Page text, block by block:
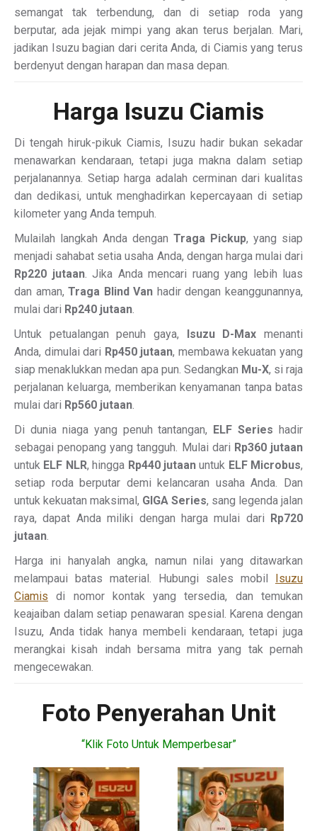
semangat tak terbendung, dan di setiap roda yang
berputar, ada jejak mimpi yang akan terus berjalan. Mari,
jadikan Isuzu bagian dari cerita Anda, di Ciamis yang terus
berdenyut dengan harapan dan masa depan.
Harga Isuzu Ciamis
Di tengah hiruk-pikuk Ciamis, Isuzu hadir bukan sekadar
menawarkan kendaraan, tetapi juga makna dalam setiap
perjalanannya. Setiap harga adalah cerminan dari kualitas
dan dedikasi, untuk menghadirkan kepercayaan di setiap
kilometer yang Anda tempuh.
Mulailah langkah Anda dengan Traga Pickup, yang siap
menjadi sahabat setia usaha Anda, dengan harga mulai dari
Rp220 jutaan. Jika Anda mencari ruang yang lebih luas
dan aman,Traga Blind Van hadir dengan keanggunannya,
mulai dari Rp240 jutaan.
Untuk petualangan penuh gaya, Isuzu D-Max menanti
Anda, dimulai dari Rp450 jutaan, membawa kekuatan yang
siap menaklukkan medan apa pun. Sedangkan Mu-X, si raja
perjalanan keluarga, memberikan kenyamanan tanpa batas
mulai dari Rp560 jutaan.
Di dunia niaga yang penuh tantangan, ELF Series hadir
sebagai penopang yang tangguh. Mulai dari Rp360 jutaan
untuk ELF NLR, hingga Rp440 jutaanuntuk ELF Microbus,
setiap roda berputar demi kelancaran usaha Anda. Dan
untuk kekuatan maksimal, GIGA Series, sang legenda jalan
raya, dapat Anda miliki dengan harga mulai dari Rp720
jutaan.
Harga ini hanyalah angka, namun nilai yang ditawarkan
melampaui batas material. Hubungi sales mobil Isuzu
Ciamis di nomor kontak yang tersedia, dan temukan
keajaiban dalam setiap penawaran spesial. Karena dengan
Isuzu, Anda tidak hanya membeli kendaraan, tetapi juga
merangkai kisah indah bersama mitra yang tak pernah
mengecewakan.
Foto Penyerahan Unit
“Klik Foto Untuk Memperbesar”